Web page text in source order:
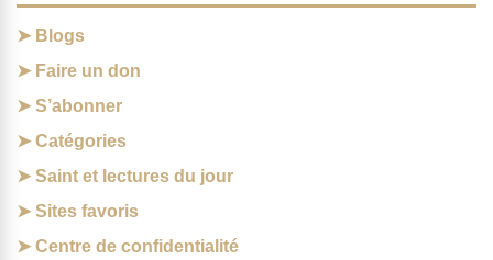
Blogs
Faire un don
S’abonner
Catégories
Saint et lectures du jour
Sites favoris
Centre de confidentialité